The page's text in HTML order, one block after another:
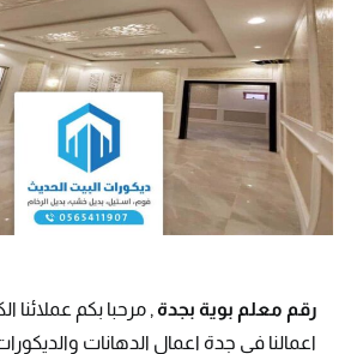
رقم معلم بوية بجدة , مرحبا بكم
اعمالنا في جدة اعمال الدهانات